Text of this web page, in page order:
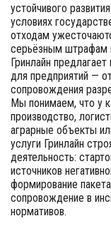
устойчивого
условиях
отходам
серьёзным штрафам
Гринлайн
для предприятий —
сопровождения
Мы понимаем, что у
производство,
аграрные объекты
услуги Гринлайн
деятельность:
источников
формирование
сопровождение в
нормативов.